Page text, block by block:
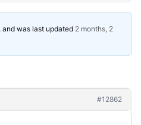
was last updated 2 months, 2
#12862